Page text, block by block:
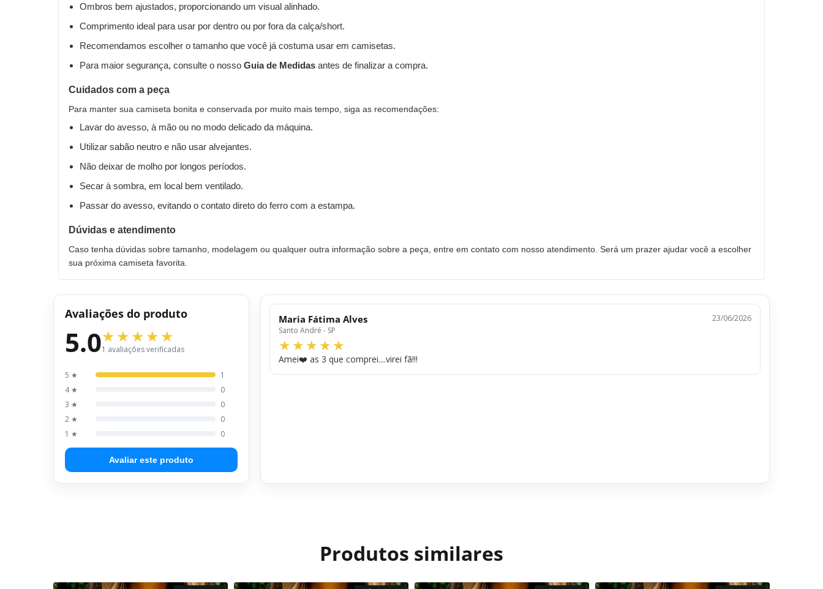
Ombros bem ajustados, proporcionando um visual alinhado.
Comprimento ideal para usar por dentro ou por fora da calça/short.
Recomendamos escolher o tamanho que você já costuma usar em camisetas.
Para maior segurança, consulte o nosso Guia de Medidas antes de finalizar a compra.
Cuidados com a peça
Para manter sua camiseta bonita e conservada por muito mais tempo, siga as recomendações:
Lavar do avesso, à mão ou no modo delicado da máquina.
Utilizar sabão neutro e não usar alvejantes.
Não deixar de molho por longos períodos.
Secar à sombra, em local bem ventilado.
Passar do avesso, evitando o contato direto do ferro com a estampa.
Dúvidas e atendimento
Caso tenha dúvidas sobre tamanho, modelagem ou qualquer outra informação sobre a peça, entre em contato com nosso atendimento. Será um prazer ajudar você a escolher
sua próxima camiseta favorita.
Avaliações do produto
5.01 avaliações verificadas
5 ★
1
4 ★
0
3 ★
0
2 ★
0
1 ★
0
Avaliar este produto
Maria Fátima Alves
Santo André - SP
23/06/2026
Amei❤️ as 3 que comprei....virei fã!!!
Produtos similares